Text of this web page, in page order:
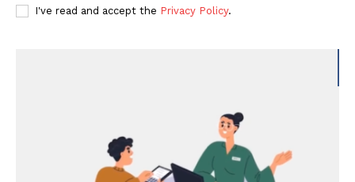
I've read and accept the Privacy Policy.